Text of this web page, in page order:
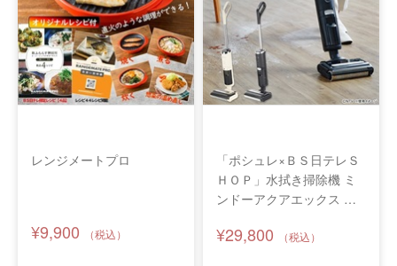
レンジメートプロ
¥9,900
「ポシュレ×ＢＳ日テレＳ
ＨＯＰ」水拭き掃除機 ミ
ンドーアクアエックス 特
¥29,800